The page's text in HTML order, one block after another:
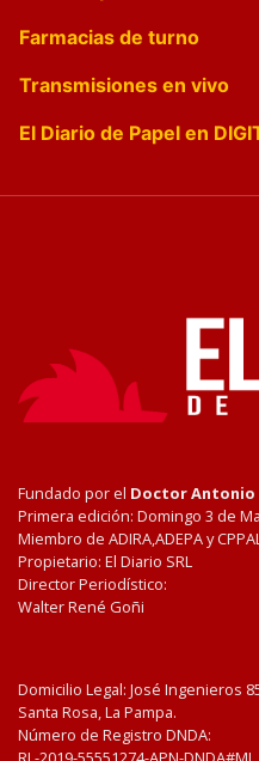
Farmacias de turno
Transmisiones en vivo
El Diario de Papel en
Fundado por el Doctor Antonio
Primera edición: Domingo 3 de
Miembro de ADIRA,ADEPA y
Propietario: El Diario SRL
Director Periodístico:
Walter René Goñi
Domicilio Legal: José Ingenieros
Santa Rosa, La Pampa.
Número de Registro DNDA: